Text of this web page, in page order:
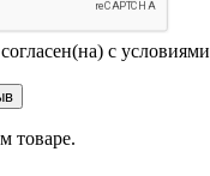
с условиями
товаре.